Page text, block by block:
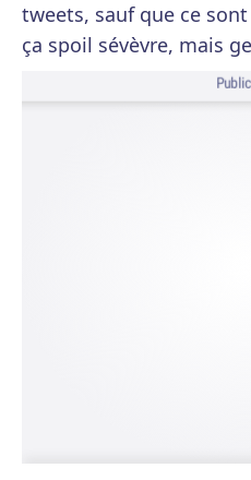
tweets, sauf que ce
ça spoil sévèvre, mais